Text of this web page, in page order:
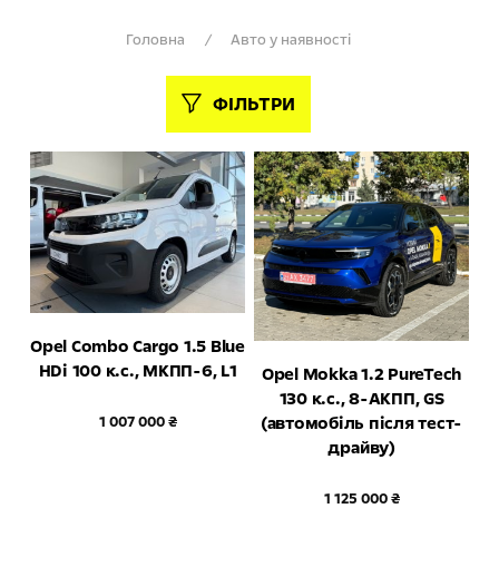
ФІЛЬТРИ
Головна / Авто у наявності
Opel Combo Cargo 1.5 Blue
HDi 100 к.с., МКПП-6, L1
1 007 000 ₴
Opel Mokka 1.2 PureTech
130 к.с., 8-АКПП, GS
(автомобіль після тест-
драйву)
1 125 000 ₴